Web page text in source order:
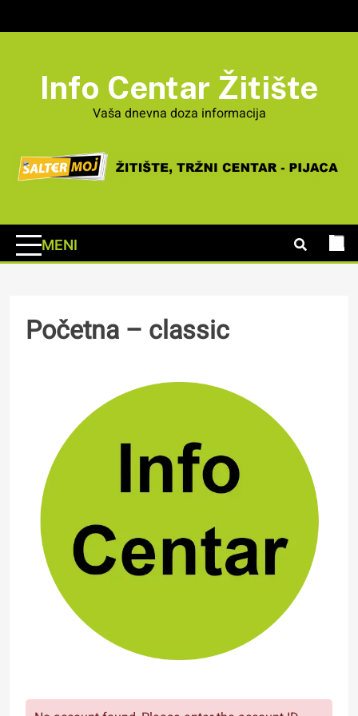
Info Centar Žitište
Vaša dnevna doza informacija
Početna – classic